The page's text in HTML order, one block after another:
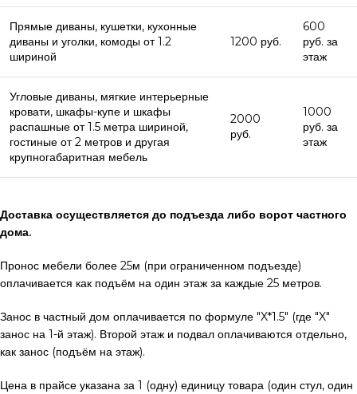
Прямые диваны, кушетки, кухонные
диваны и уголки, комоды от 1.2
шириной
1200 руб.
600
руб. за
этаж
Угловые диваны, мягкие интерьерные
кровати, шкафы-купе и шкафы
распашные от 1.5 метра шириной,
гостиные от 2 метров и другая
крупногабаритная мебель
2000
руб.
1000
руб. за
этаж
Доставка осуществляется до подъезда либо ворот частного
дома.
Пронос мебели более 25м (при ограниченном подъезде)
оплачивается как подъём на один этаж за каждые 25 метров.
Занос в частный дом оплачивается по формуле "X*1.5" (где "X"
занос на 1-й этаж). Второй этаж и подвал оплачиваются отдельно,
как занос (подъём на этаж).
Цена в прайсе указана за 1 (одну) единицу товара (один стул, один